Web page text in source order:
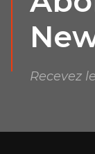
Recevez